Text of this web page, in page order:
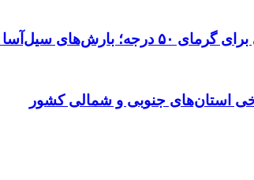
سیل‌آسا در ۳ استان
استان‌های جنوبی و شمالی کشور